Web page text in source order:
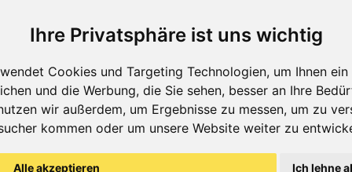
Ihre Privatsphäre ist uns wichtig
Cookies und Targeting Technologien, um Ihnen
und die Werbung, die Sie sehen, besser an Ihre
wir außerdem, um Ergebnisse zu messen, um zu
kommen oder um unsere Website weiter zu
Alle akzeptieren Ich lehne
KREATIV ZONE
Alle Videos
Bastelideen
Arbeitsblätter